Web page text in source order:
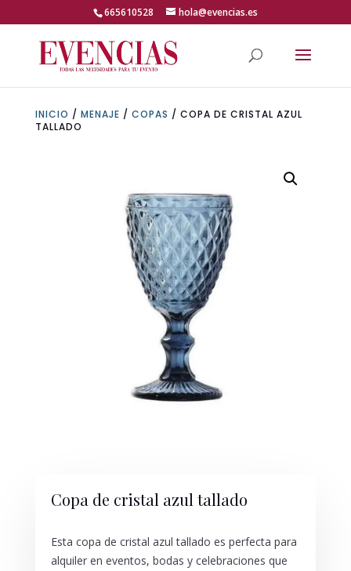
665610528 hola@evencias.es
INICIO / MENAJE / COPAS / COPA DE CRISTAL AZUL
TALLADO
Copa de cristal azul tallado
Esta copa de cristal azul tallado es perfecta para
alquiler en eventos, bodas y celebraciones que
Abrir barra de herramientas